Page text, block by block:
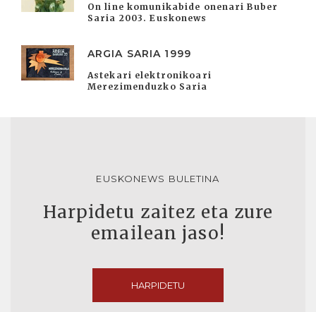
On line komunikabide onenari Buber
Saria 2003. Euskonews
ARGIA SARIA 1999
Astekari elektronikoari
Merezimenduzko Saria
EUSKONEWS BULETINA
Harpidetu zaitez eta zure
emailean jaso!
HARPIDETU